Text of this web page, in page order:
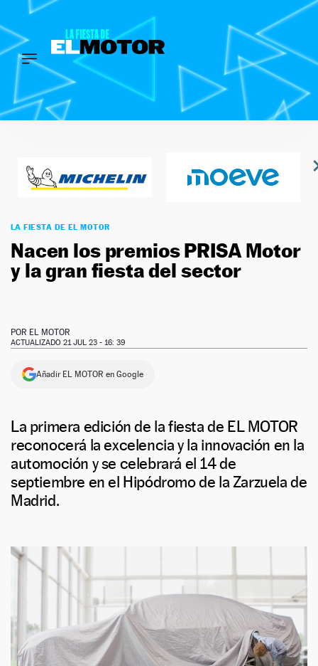
Saltar
contenido
INICIO
PREMIOS
MOTOR
LA FIESTA DE EL MOTOR
Nacen los premios PRISA Motor
y la gran fiesta del sector
POR EL MOTOR
ACTUALIZADO 21 JUL 23 - 16: 39
Añadir EL MOTOR en Google
La primera edición de la fiesta de EL MOTOR
reconocerá la excelencia y la innovación en la
automoción y se celebrará el 14 de
septiembre en el Hipódromo de la Zarzuela de
Madrid.